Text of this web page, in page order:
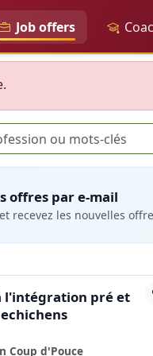
Job offers
offres par e-mail
recevez les nouvelles
l'intégration pré et
Coup d'Pouce